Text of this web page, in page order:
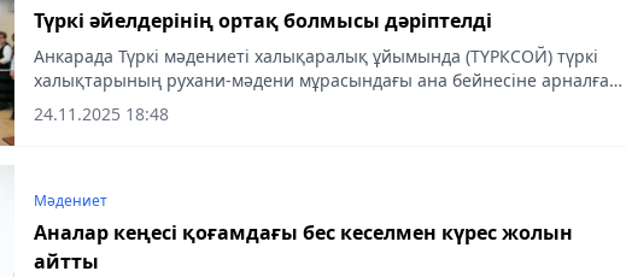
Түркі әйелдерінің ортақ болмысы дәріптелді
Анкарада Түркі мәдениеті халықаралық ұйымында (ТҮРКСОЙ) түркі
халықтарының рухани-мәдени мұрасындағы ана бейнесіне арналған
«Түркі әлемінің аналары: дәстүр және қазіргі заман» атты
халықаралық...
24.11.2025 18:48
Мәдениет
Аналар кеңесі қоғамдағы бес кеселмен күрес жолын
айтты